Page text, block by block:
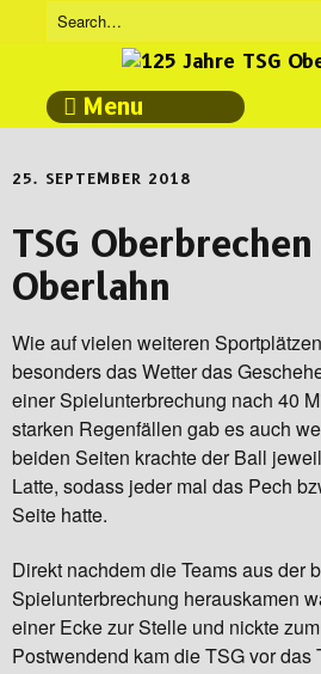
Menu
25. SEPTEMBER 2018
TSG Oberbrechen
Oberlahn
Wie auf vielen weiteren
besonders das Wetter das
einer Spielunterbrechung nach 40
starken Regenfällen gab es auch
beiden Seiten krachte der Ball
Latte, sodass jeder mal das Pech
Seite hatte.
Direkt nachdem die Teams aus der
Spielunterbrechung herauskamen
einer Ecke zur Stelle und nickte
Postwendend kam die TSG vor das